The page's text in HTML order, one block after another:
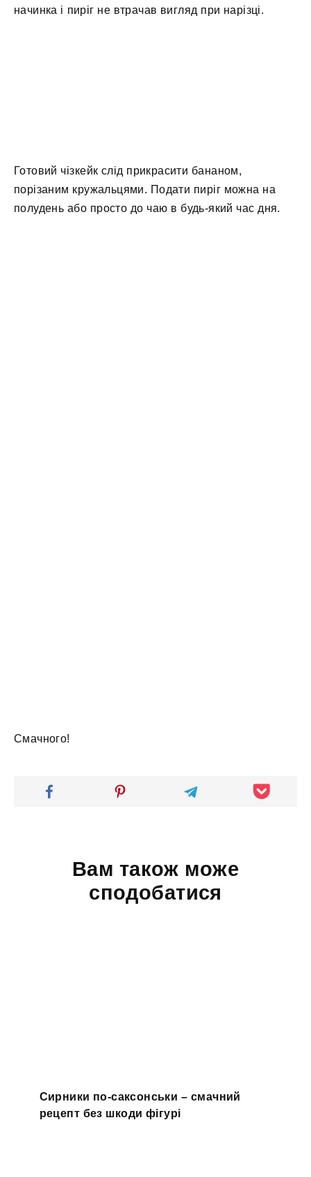
начинка і пиріг не втрачав вигляд при нарізці.
Готовий чізкейк слід прикрасити бананом,
порізаним кружальцями. Подати пиріг можна на
полудень або просто до чаю в будь-який час дня.
Смачного!
Вам також може
сподобатися
Сирники по-саксонськи – смачний
рецепт без шкоди фігурі